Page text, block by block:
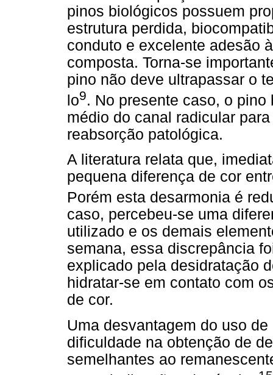
pinos biológicos possuem
estrutura perdida,
conduto e excelente adesão
composta. Torna-se
pino não deve ultrapassar o
lo9. No presente caso, o
médio do canal radicular
reabsorção patológica.
A literatura relata que,
pequena diferença de cor
Porém esta desarmonia é
caso, percebeu-se uma
utilizado e os demais
semana, essa discrepância
explicado pela desidratação
hidratar-se em contato com
de cor.
Uma desvantagem do uso
dificuldade na obtenção de
semelhantes ao